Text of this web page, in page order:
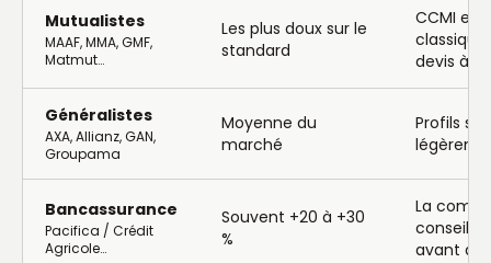
Mutualistes
MAAF, MMA, GMF,
Matmut…
Les plus doux sur le
standard
CCMI et
devis à
Généralistes
AXA, Allianz, GAN,
Groupama
Moyenne du
marché
Profils
Bancassurance
Pacifica / Crédit
Agricole…
Souvent +20 à +30
%
La
avant de